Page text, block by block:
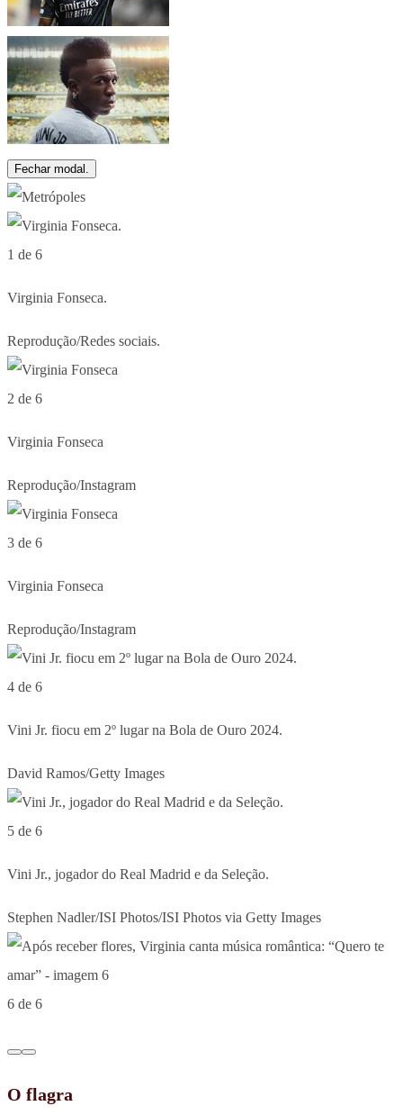
Fechar modal.
1 de 6
Virginia Fonseca.
Reprodução/Redes sociais.
2 de 6
Virginia Fonseca
Reprodução/Instagram
3 de 6
Virginia Fonseca
Reprodução/Instagram
4 de 6
Vini Jr. fiocu em 2º lugar na Bola de Ouro 2024.
David Ramos/Getty Images
5 de 6
Vini Jr., jogador do Real Madrid e da Seleção.
Stephen Nadler/ISI Photos/ISI Photos via Getty Images
6 de 6
O flagra